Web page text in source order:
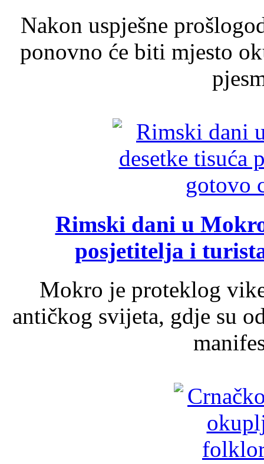
Nakon uspješne
ponovno će biti mjesto
Rimski dani u
posjetitelja i
Mokro je proteklog
antičkog svijeta, gdje su